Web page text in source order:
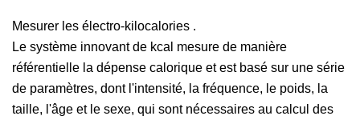
Mesurer les électro-kilocalories .
Le système innovant de kcal mesure de manière
référentielle la dépense calorique et est basé sur une série
de paramètres, dont l'intensité, la fréquence, le poids, la
taille, l'âge et le sexe, qui sont nécessaires au calcul des